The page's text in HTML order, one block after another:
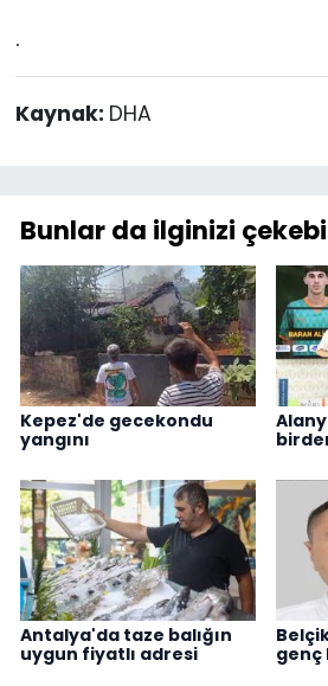
.
Kaynak: DHA
Bunlar da ilginizi
Kepez'de gecekondu
yangını
Antalya'da taze balığın
uygun fiyatlı adresi
genç